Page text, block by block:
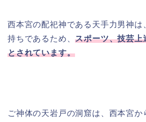
西本宮の配祀神である天手力男神は
持ちであるため、スポーツ、技芸上
とされています。
ご神体の天岩戸の洞窟は、西本宮か